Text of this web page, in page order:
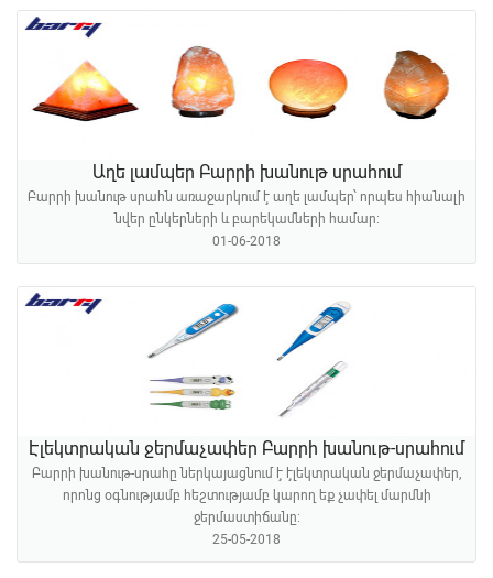
Աղե լամպեր Բարրի խանութ սրահում
Բարրի խանութ սրահն առաջարկում է աղե լամպեր՝ որպես հիանալի
նվեր ընկերների և բարեկամների համար:
01-06-2018
Էլեկտրական ջերմաչափեր Բարրի խանութ-սրահում
Բարրի խանութ-սրահը ներկայացնում է էլեկտրական ջերմաչափեր,
որոնց օգնությամբ հեշտությամբ կարող եք չափել մարմնի
ջերմաստիճանը:
25-05-2018